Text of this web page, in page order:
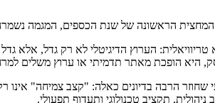
המגמה נשמרה: האונליין צמח ב-12.2%, בעוד שסך המכירות של החברה עלה ב-
הערוץ הדיגיטלי לא רק גדל, אלא
היא הופכת מאתר תדמיתי או ערוץ משלים
שחוזר הרבה בדיונים כאלה: "קצב צמיחה"
תקציב טכנולוגי ותעדוף תפעולי.